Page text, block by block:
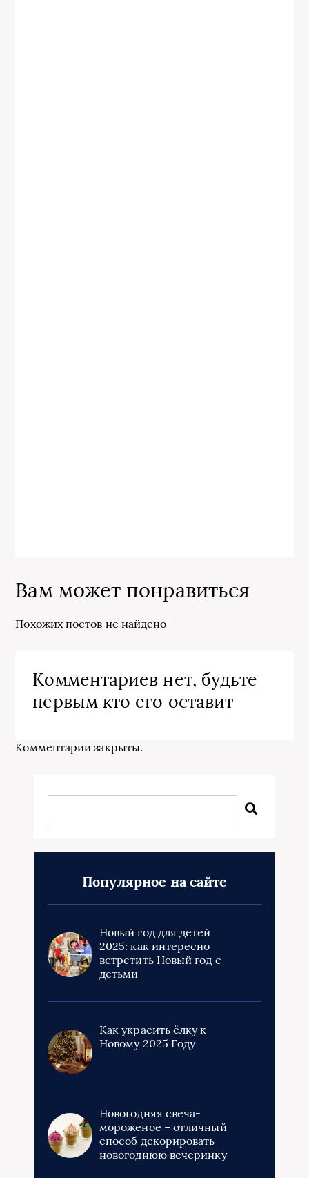
Вам может понравиться
Похожих постов не найдено
Комментариев нет, будьте
первым кто его оставит
Комментарии закрыты.
Популярное на сайте
Новый год для детей
2025: как интересно
встретить Новый год с
детьми
Как украсить ёлку к
Новому 2025 Году
Новогодняя свеча-
мороженое – отличный
способ декорировать
новогоднюю вечеринку